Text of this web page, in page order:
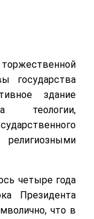
государства
здание
теологии,
четыре года
Президента
что в